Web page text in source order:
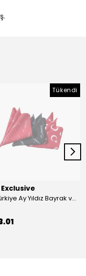
Tükendi
Exclusive
3'lü Türkiye Ay Yıldız Bayrak ve Mustafa Kemal Atatürk imzalı Kırmızı Siyah Yaka Mendili Seti